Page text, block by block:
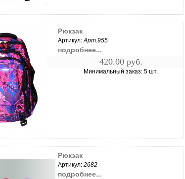
Рюкзак
Артикул:Арт.955
подробнее...
420.00 руб.
Минимальный заказ: 5 шт.
Рюкзак
Артикул: 2682
подробнее...